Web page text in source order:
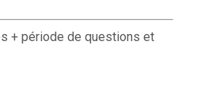
+ période de questions et